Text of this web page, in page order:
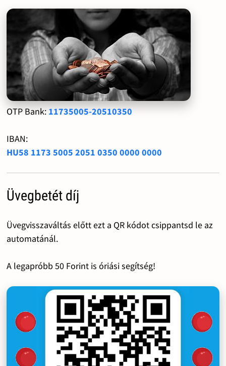
OTP Bank: 11735005-20510350
IBAN:
HU58 1173 5005 2051 0350 0000 0000
Üvegbetét díj
Üvegvisszaváltás előtt ezt a QR kódot csippantsd le az
automatánál.
A legapróbb 50 Forint is óriási segítség!